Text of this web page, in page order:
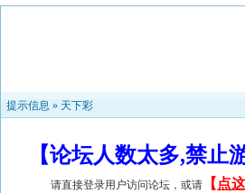
提示信息 » 天下彩
【论坛人数太多,禁
请直接登录用户访问论坛，或请 【 点